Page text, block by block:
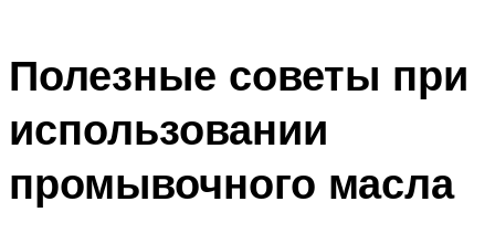
Полезные советы при
использовании
промывочного масла